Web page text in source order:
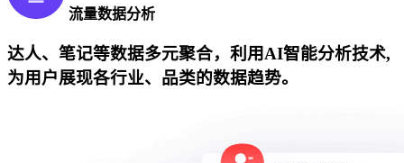
流量数据分析
达人、笔记等数据多元聚合，利用AI智能分析技术,
为用户展现各行业、品类的数据趋势。